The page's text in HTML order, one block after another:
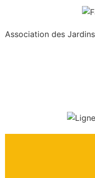
Association des